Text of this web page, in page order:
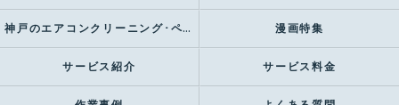
神戸のエアコンクリーニング･ペンギンハウスのお客様の声 漫画特集
サービス紹介 サービス料金